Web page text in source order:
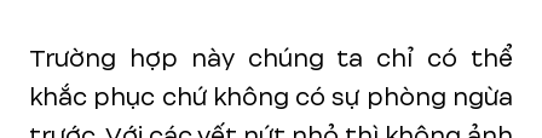
Trường hợp này chúng ta chỉ có thể
khắc phục chứ không có sự phòng ngừa